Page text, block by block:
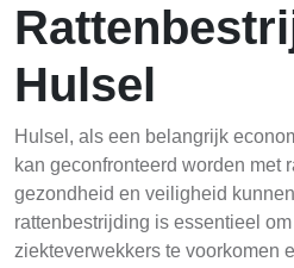
Hulsel
Hulsel, als een belangrijk
kan geconfronteerd worden met
gezondheid en veiligheid
rattenbestrijding is essentieel
ziekteverwekkers te voorkomen